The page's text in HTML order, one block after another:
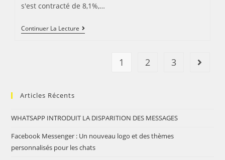
s'est contracté de 8,1%,…
Continuer La Lecture L’impact
Du
1 2 3 Aller à
Articles Récents
WHATSAPP INTRODUIT LA DISPARITION DES MESSAGES
Facebook Messenger : Un nouveau logo et des thèmes
personnalisés pour les chats